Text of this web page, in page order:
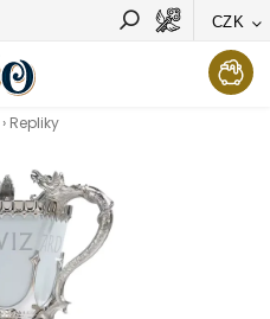
CZK
Hledat
› Repliky